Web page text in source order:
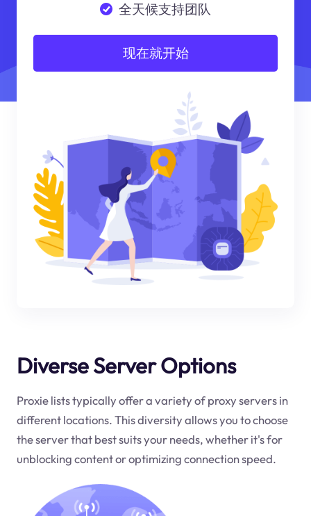
全天候支持团队
现在就开始
Diverse Server Options
Proxie lists typically offer a variety of proxy servers in
different locations. This diversity allows you to choose
the server that best suits your needs, whether it's for
unblocking content or optimizing connection speed.